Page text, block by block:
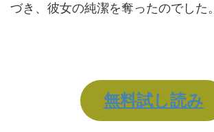
づき、彼女の純潔を奪ったのでした。
無料試し読み